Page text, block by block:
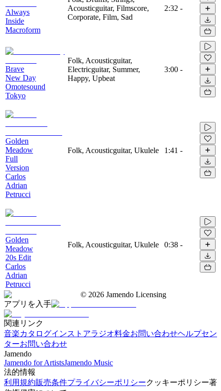
Always
Inside
Macroform
Acousticguitar, Filmscore,
Corporate, Film, Sad
2:32 -
Brave
New Day
Omotesound
Tokyo
Folk, Acousticguitar,
Electricguitar, Summer,
Happy, Upbeat
3:00 -
Golden
Meadow
Full
Version
Carlos
Adrian
Petrucci
Folk, Acousticguitar, Ukulele 1:41 -
Golden
Meadow
20s Edit
Carlos
Adrian
Petrucci
Folk, Acousticguitar, Ukulele 0:38 -
© 2026 Jamendo Licensing
アプリを入手
関連リンク
音楽カタログインストアラジオ料金お問い合わせヘルプセン
ターお問い合わせ
Jamendo
Jamendo for ArtistsJamendo Music
法的情報
利用規約販売条件プライバシーポリシークッキーポリシー著